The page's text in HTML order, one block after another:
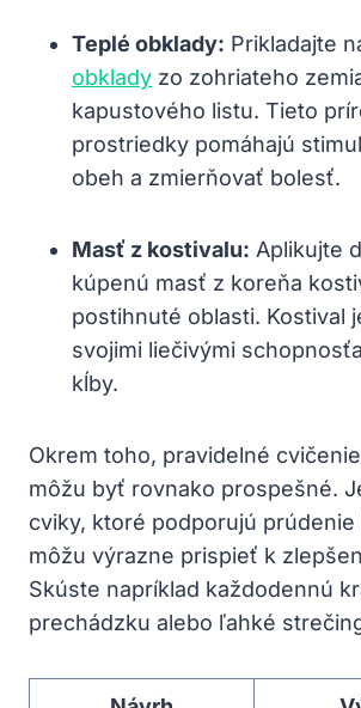
Teplé obklady: Prikladajte
obklady zo zohriateho
kapustového listu. Tieto
prostriedky pomáhajú
obeh a zmierňovať bolesť.
Masť z kostivalu: Aplikujte
kúpenú masť z koreňa
postihnuté oblasti. Kostival
svojimi liečivými
kĺby.
Okrem toho, pravidelné
môžu byť rovnako prospešné.
cviky, ktoré podporujú prúdenie
môžu výrazne prispieť k
Skúste napríklad každodennú
prechádzku alebo ľahké